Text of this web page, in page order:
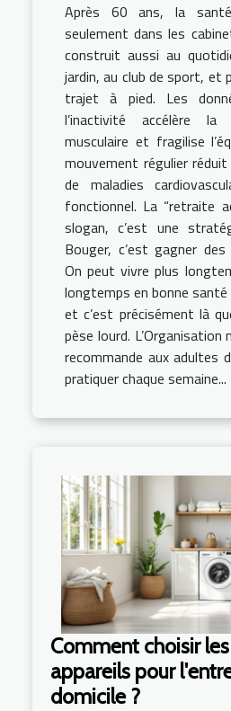
Après 60 ans, la
seulement dans les
construit aussi au
jardin, au club de sport, et
trajet à pied. Les
l’inactivité accélère
musculaire et fragilise
mouvement régulier
de maladies
fonctionnel. La “retraite
slogan, c’est une
Bouger, c’est gagner
On peut vivre plus
longtemps en bonne santé
et c’est précisément là
pèse lourd.
recommande aux adultes
pratiquer chaque semaine...
Comment choisir
appareils pour
domicile ?